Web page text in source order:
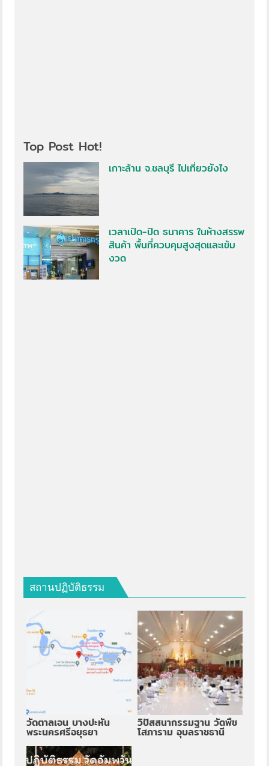
Top Post Hot!
เกาะล้าน จ.ชลบุรี ไปเที่ยวยังไง
เวลาเปิด-ปิด ธนาคาร ในห้างสรรพ
สินค้า พื้นที่ควบคุมสูงสุดและเข้ม
งวด
สถานปฏิบัติธรรม
วัดตาลเอน บางปะหัน
พระนครศรีอยุธยา
วิปัสสนากรรมฐาน วัดพืช
โสภาราม อุบลราชธานี